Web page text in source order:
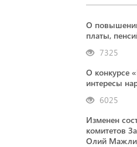
О
платы,
7325
О конкурсе
интересы
6025
Изменен
комитетов
Олий